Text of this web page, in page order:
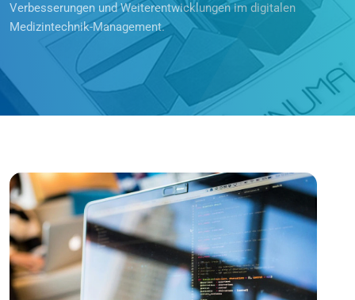
Verbesserungen und Weiterentwicklungen im digitalen
Medizintechnik-Management.